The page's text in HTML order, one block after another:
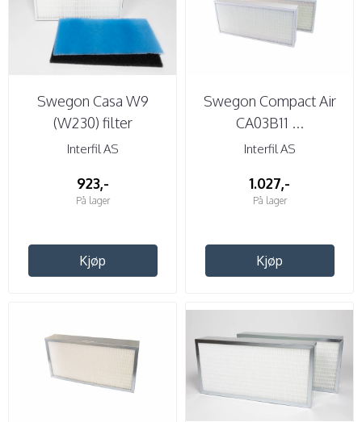
Swegon Casa W9
(W230) filter
Interfil AS
923,-
På lager
Kjøp
Swegon Compact Air
CA03B11 ...
Interfil AS
1.027,-
På lager
Kjøp